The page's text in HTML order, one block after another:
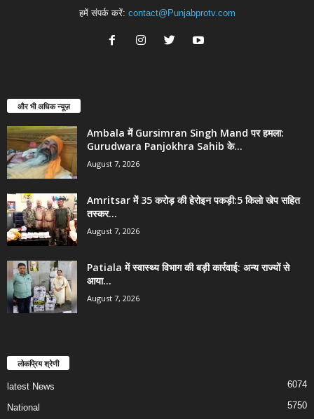
हमें संपर्क करें: contact@Punjabprotv.com
और भी अधिक न्यूज़
Ambala में Gursimran Singh Mand पर हमला:
Gurudwara Panjokhra Sahib के...
August 7, 2026
Amritsar में 35 करोड़ की हेरोइन पकड़ी:5 किलो खेप सहित
तस्कर...
August 7, 2026
Patiala में स्वास्थ्य विभाग की बड़ी कार्रवाई: अन्य राज्यों से
आया...
August 7, 2026
लोकप्रिय श्रेणी
latest News 6074
National 5750